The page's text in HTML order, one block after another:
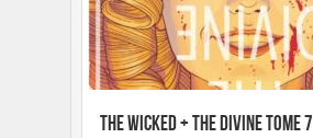
The Wicked + The Divine Tome 7